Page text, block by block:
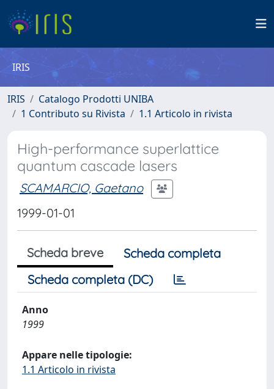
IRIS
IRIS
Catalogo Prodotti UNIBA
1 Contributo su Rivista
1.1 Articolo in rivista
High-performance superlattice
quantum cascade lasers
SCAMARCIO, Gaetano
1999-01-01
Scheda breve
Scheda completa
Scheda completa (DC)
Anno
1999
Appare nelle tipologie:
1.1 Articolo in rivista